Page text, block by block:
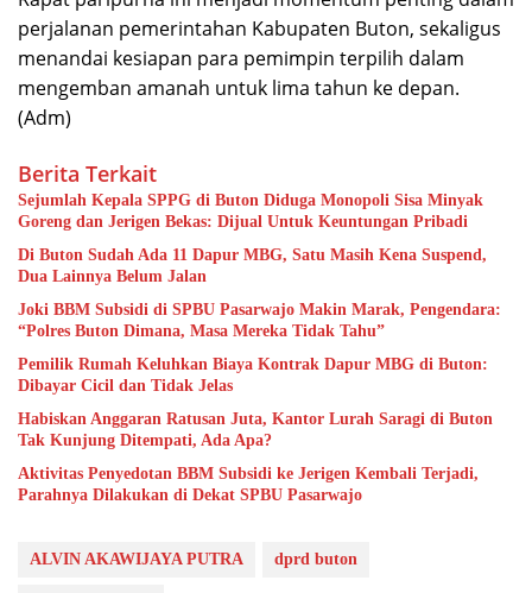
perjalanan pemerintahan Kabupaten Buton, sekaligus
menandai kesiapan para pemimpin terpilih dalam
mengemban amanah untuk lima tahun ke depan.
(Adm)
Berita Terkait
Sejumlah Kepala SPPG di Buton Diduga Monopoli Sisa Minyak
Goreng dan Jerigen Bekas: Dijual Untuk Keuntungan Pribadi
Di Buton Sudah Ada 11 Dapur MBG, Satu Masih Kena Suspend,
Dua Lainnya Belum Jalan
Joki BBM Subsidi di SPBU Pasarwajo Makin Marak, Pengendara:
“Polres Buton Dimana, Masa Mereka Tidak Tahu”
Pemilik Rumah Keluhkan Biaya Kontrak Dapur MBG di Buton:
Dibayar Cicil dan Tidak Jelas
Habiskan Anggaran Ratusan Juta, Kantor Lurah Saragi di Buton
Tak Kunjung Ditempati, Ada Apa?
Aktivitas Penyedotan BBM Subsidi ke Jerigen Kembali Terjadi,
Parahnya Dilakukan di Dekat SPBU Pasarwajo
ALVIN AKAWIJAYA PUTRA dprd buton